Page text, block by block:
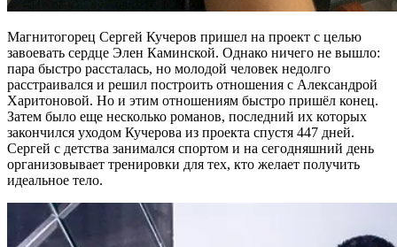
Магнитогорец Сергей Кучеров пришел на проект с целью
завоевать сердце Элен Каминской. Однако ничего не вышло:
пара быстро рассталась, но молодой человек недолго
расстраивался и решил построить отношения с Александрой
Харитоновой. Но и этим отношениям быстро пришёл конец.
Затем было еще несколько романов, последний их которых
закончился уходом Кучерова из проекта спустя 447 дней.
Сергей с детства занимался спортом и на сегодняшний день
организовывает тренировки для тех, кто желает получить
идеальное тело.